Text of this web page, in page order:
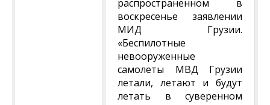
распространенном в
воскресенье заявлении
МИД Грузии.
«Беспилотные
невооруженные
самолеты МВД Грузии
летали, летают и будут
летать в суверенном